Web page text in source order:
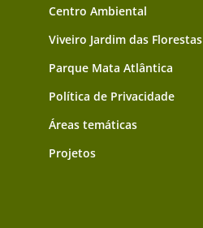
Centro Ambiental
Viveiro Jardim das Florestas
Parque Mata Atlântica
Política de Privacidade
Áreas temáticas
Projetos